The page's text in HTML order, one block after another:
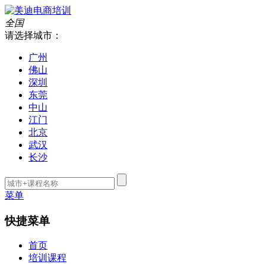
全国
请选择城市：
广州
佛山
深圳
东莞
中山
江门
北京
武汉
长沙
菜单
快捷菜单
首页
培训课程